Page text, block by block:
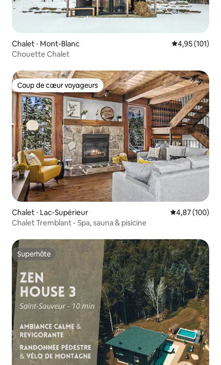
Chalet ⋅ Mont-Blanc Évaluation
4,95 (101)
Chouette Chalet
Coup de cœur voyageurs
Coup de cœur voyageurs
Chalet ⋅ Lac-Supérieur Évaluation
4,87 (100)
Chalet Tremblant - Spa, sauna & pisicine
Superhôte
Superhôte